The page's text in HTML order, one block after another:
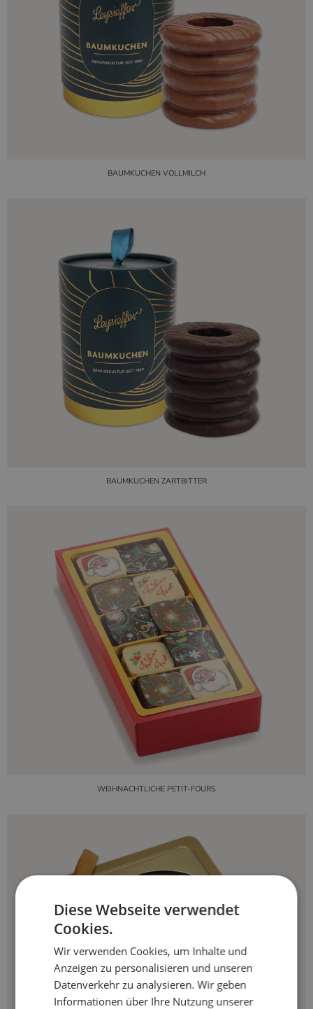
BAUMKUCHEN VOLLMILCH
BAUMKUCHEN ZARTBITTER
WEIHNACHTLICHE PETIT-FOURS
Diese Webseite verwendet
Cookies.
Wir verwenden Cookies, um Inhalte und
Anzeigen zu personalisieren und unseren
Datenverkehr zu analysieren. Wir geben
Informationen über Ihre Nutzung unserer